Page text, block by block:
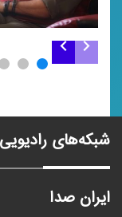
شبکه‌های رادیویی
ایران صدا